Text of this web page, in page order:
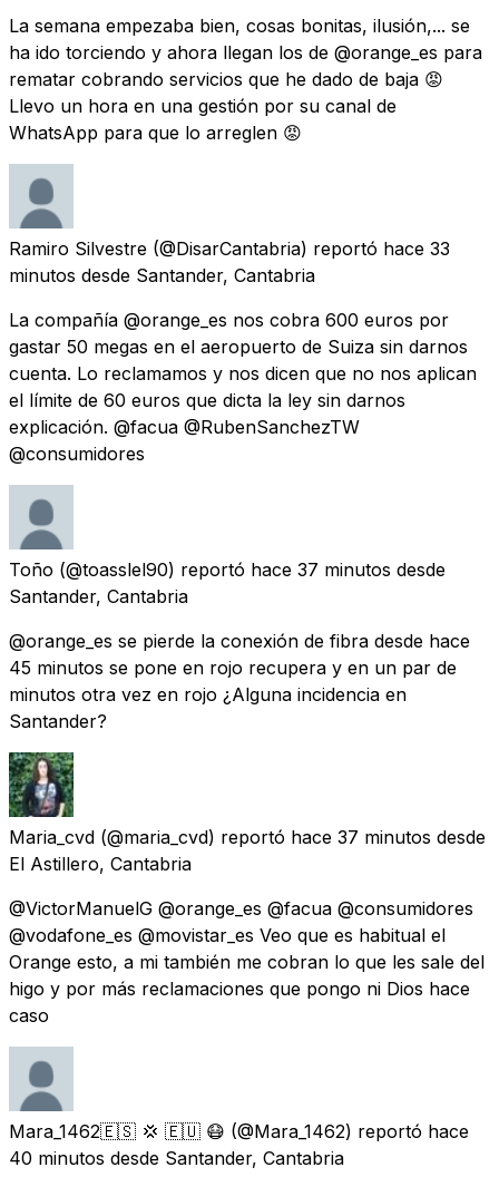
La semana empezaba bien, cosas bonitas, ilusión,... se
ha ido torciendo y ahora llegan los de @orange_es para
rematar cobrando servicios que he dado de baja 😡
Llevo un hora en una gestión por su canal de
WhatsApp para que lo arreglen 😡
Ramiro Silvestre (@DisarCantabria) reportó hace 33
minutos desde Santander, Cantabria
La compañía @orange_es nos cobra 600 euros por
gastar 50 megas en el aeropuerto de Suiza sin darnos
cuenta. Lo reclamamos y nos dicen que no nos aplican
el límite de 60 euros que dicta la ley sin darnos
explicación. @facua @RubenSanchezTW
@consumidores
Toño (@toasslel90) reportó hace 37 minutos desde
Santander, Cantabria
@orange_es se pierde la conexión de fibra desde hace
45 minutos se pone en rojo recupera y en un par de
minutos otra vez en rojo ¿Alguna incidencia en
Santander?
Maria_cvd (@maria_cvd) reportó hace 37 minutos desde
El Astillero, Cantabria
@VictorManuelG @orange_es @facua @consumidores
@vodafone_es @movistar_es Veo que es habitual el
Orange esto, a mi también me cobran lo que les sale del
higo y por más reclamaciones que pongo ni Dios hace
caso
Mara_1462🇪🇸 💢 🇪🇺 😷 (@Mara_1462) reportó hace
40 minutos desde Santander, Cantabria